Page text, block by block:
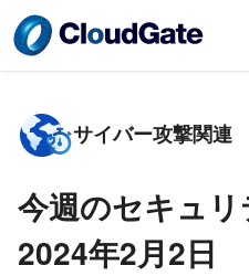
サイバー攻撃関連
今週のセキュ
2024年2月2日